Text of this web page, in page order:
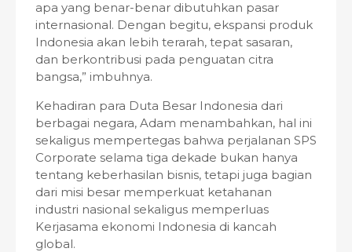
apa yang benar-benar dibutuhkan pasar
internasional. Dengan begitu, ekspansi produk
Indonesia akan lebih terarah, tepat sasaran,
dan berkontribusi pada penguatan citra
bangsa,” imbuhnya.
Kehadiran para Duta Besar Indonesia dari
berbagai negara, Adam menambahkan, hal ini
sekaligus mempertegas bahwa perjalanan SPS
Corporate selama tiga dekade bukan hanya
tentang keberhasilan bisnis, tetapi juga bagian
dari misi besar memperkuat ketahanan
industri nasional sekaligus memperluas
Kerjasama ekonomi Indonesia di kancah
global.